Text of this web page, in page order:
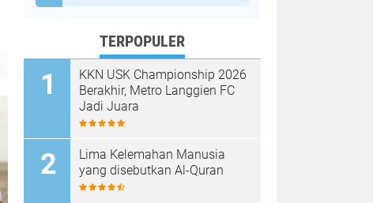
TERPOPULER
KKN USK Championship 2026
Berakhir, Metro Langgien FC
Jadi Juara
Lima Kelemahan Manusia
yang disebutkan Al-Quran